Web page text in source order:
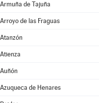
Armuña de Tajuña
Arroyo de las Fraguas
Atanzón
Atienza
Auñón
Azuqueca de Henares